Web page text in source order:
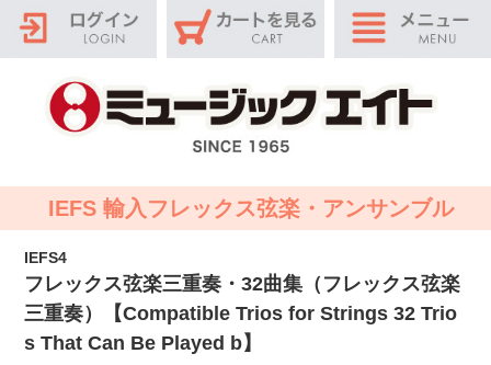
IEFS 輸入フレックス弦楽・アンサンブル
IEFS4
フレックス弦楽三重奏・32曲集（フレックス弦楽
三重奏）【Compatible Trios for Strings 32 Trio
s That Can Be Played b】